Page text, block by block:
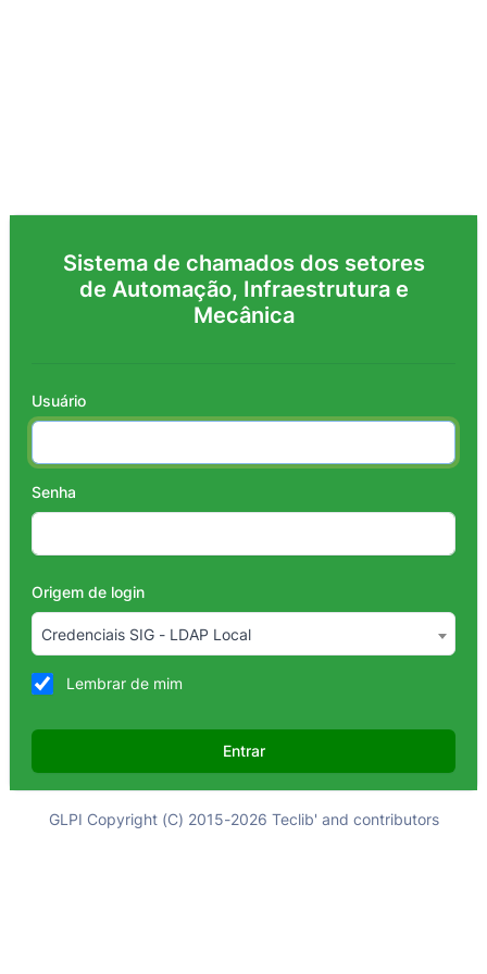
Usuário
Senha
Origem de login
Credenciais SIG - LDAP Local
Lembrar de mim
Entrar
GLPI Copyright (C) 2015-2026 Teclib' and contributors